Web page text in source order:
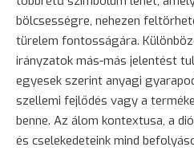
bölcsességre, nehezen
türelem fontosságára.
irányzatok más-más jelentést
egyesek szerint anyagi
szellemi fejlődés vagy a
benne. Az álom kontextusa, a
és cselekedeteink mind